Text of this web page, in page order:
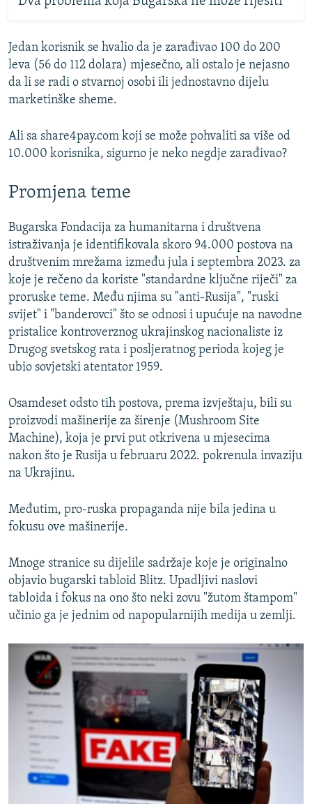
Jedan korisnik se hvalio da je zarađivao 100 do 200
leva (56 do 112 dolara) mjesečno, ali ostalo je nejasno
da li se radi o stvarnoj osobi ili jednostavno dijelu
marketinške sheme.
Ali sa share4pay.com koji se može pohvaliti sa više od
10.000 korisnika, sigurno je neko negdje zarađivao?
Promjena teme
Bugarska Fondacija za humanitarna i društvena
istraživanja je identifikovala skoro 94.000 postova na
društvenim mrežama između jula i septembra 2023. za
koje je rečeno da koriste "standardne ključne riječi" za
proruske teme. Među njima su "anti-Rusija", "ruski
svijet" i "banderovci" što se odnosi i upućuje na navodne
pristalice kontroverznog ukrajinskog nacionaliste iz
Drugog svetskog rata i posljeratnog perioda kojeg je
ubio sovjetski atentator 1959.
Osamdeset odsto tih postova, prema izvještaju, bili su
proizvodi mašinerije za širenje (Mushroom Site
Machine), koja je prvi put otkrivena u mjesecima
nakon što je Rusija u februaru 2022. pokrenula invaziju
na Ukrajinu.
Međutim, pro-ruska propaganda nije bila jedina u
fokusu ove mašinerije.
Mnoge stranice su dijelile sadržaje koje je originalno
objavio bugarski tabloid Blitz. Upadljivi naslovi
tabloida i fokus na ono što neki zovu "žutom štampom"
učinio ga je jednim od napopularnijih medija u zemlji.